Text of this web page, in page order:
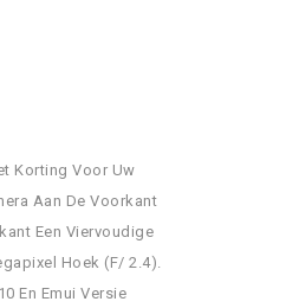
Korting Voor Uw
Aan De Voorkant
Een Viervoudige
Hoek (F/ 2.4).
En Emui Versie